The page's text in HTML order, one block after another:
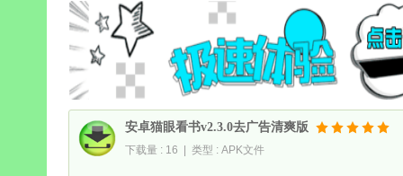
安卓猫眼看书v2.3.0去广告清爽版
下载量 : 16 | 类型 : APK文件